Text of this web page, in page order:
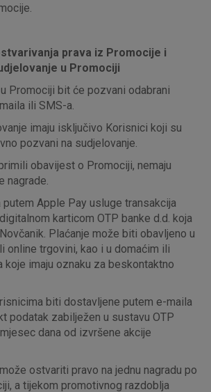
prava iz Promocije i
u Promociji
Promociji bit će pozvani odabrani
ili SMS-a.
imaju isključivo Korisnici koji su
pozvani na sudjelovanje.
obavijest o Promociji, nemaju
nagrade.
putem Apple Pay usluge transakcija
karticom OTP banke d.d. koja
Plaćanje može biti obavljeno u
online trgovini, kao i u domaćim ili
koje imaju oznaku za beskontaktno
biti dostavljene putem e-maila
podatak zabilježen u sustavu OTP
dana od izvršene akcije
ostvariti pravo na jednu nagradu po
a tijekom promotivnog razdoblja